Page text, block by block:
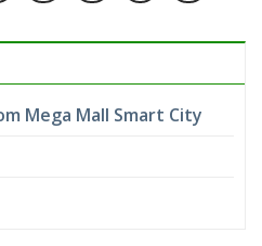
Mega Mall Smart City